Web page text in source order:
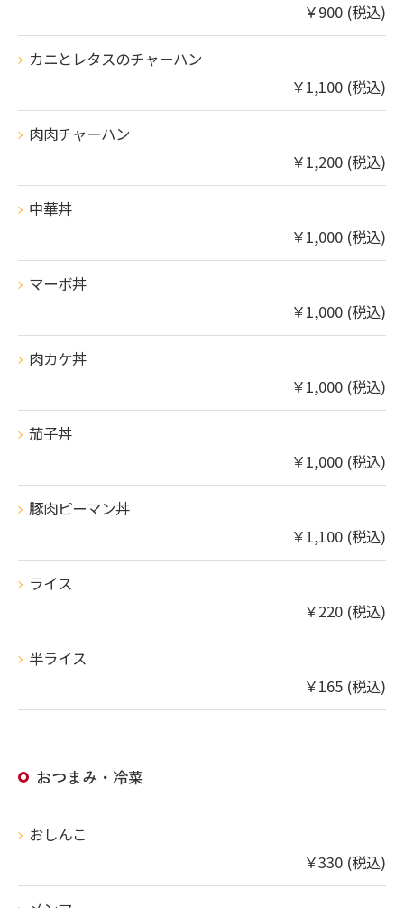
￥900 (税込)
カニとレタスのチャーハン
￥1,100 (税込)
肉肉チャーハン
￥1,200 (税込)
中華丼
￥1,000 (税込)
マーボ丼
￥1,000 (税込)
肉カケ丼
￥1,000 (税込)
茄子丼
￥1,000 (税込)
豚肉ピーマン丼
￥1,100 (税込)
ライス
￥220 (税込)
半ライス
￥165 (税込)
おつまみ・冷菜
おしんこ
￥330 (税込)